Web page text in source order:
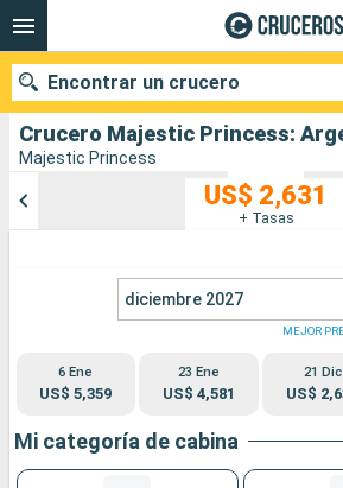
Majestic Princess
US$ 2,631
+ Tasas
diciembre 2027
6 Ene
US$ 5,359
23 Ene
US$ 4,581
MEJOR
21 Dic
US$
Mi categoría de cabina
Encontrar un crucero